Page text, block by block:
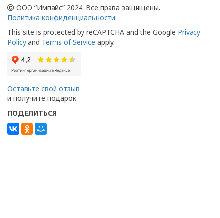
ООО “Импайс” 2024. Все права защищены.
Политика конфиденциальности
This site is protected by reCAPTCHA and the Google Privacy
Policy and Terms of Service apply.
Оставьте свой отзыв
и получите подарок
ПОДЕЛИТЬСЯ